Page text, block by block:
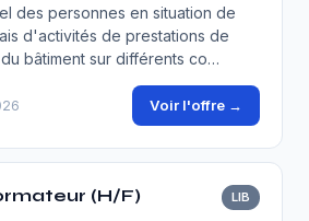
des personnes en situation de
d'activités de prestations de
bâtiment sur différents co…
Voir l'offre →
(H/F) LIB